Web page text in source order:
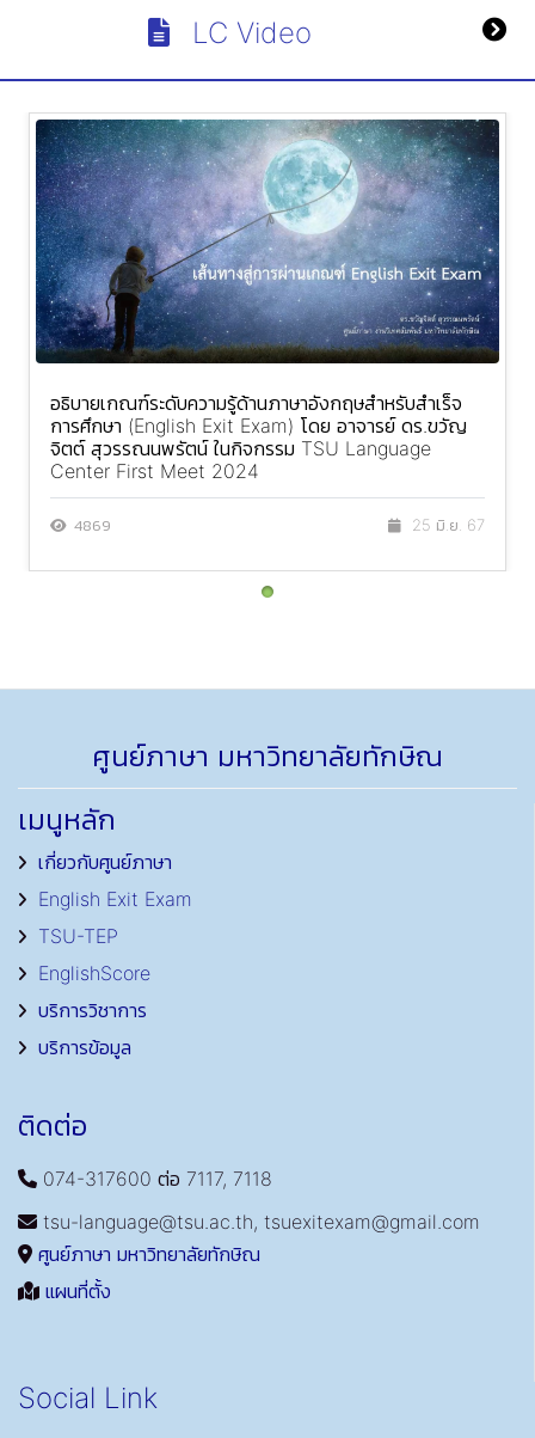
LC Video
อธิบายเกณฑ์ระดับความรู้ด้านภาษาอังกฤษสำหรับสำเร็จ
การศึกษา (English Exit Exam) โดย อาจารย์ ดร.ขวัญ
จิตต์ สุวรรณนพรัตน์ ในกิจกรรม TSU Language
Center First Meet 2024
4869 25 มิ.ย. 67
ศูนย์ภาษา มหาวิทยาลัยทักษิณ
เมนูหลัก
เกี่ยวกับศูนย์ภาษา
English Exit Exam
TSU-TEP
EnglishScore
บริการวิชาการ
บริการข้อมูล
ติดต่อ
074-317600 ต่อ 7117, 7118
tsu-language@tsu.ac.th, tsuexitexam@gmail.com
ศูนย์ภาษา มหาวิทยาลัยทักษิณ
แผนที่ตั้ง
Social Link